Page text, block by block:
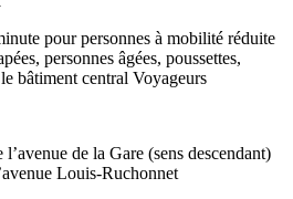
pour personnes à mobilité réduite
personnes âgées, poussettes,
bâtiment central Voyageurs
de la Gare (sens descendant)
Louis-Ruchonnet